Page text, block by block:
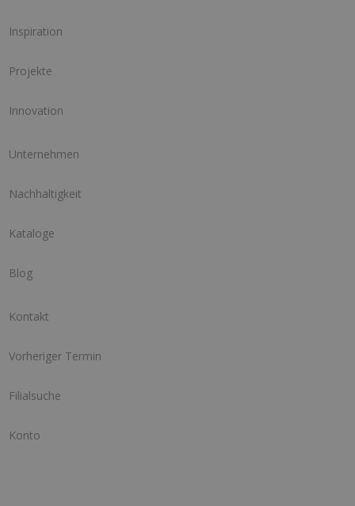
Inspiration
Projekte
Innovation
Unternehmen
Nachhaltigkeit
Kataloge
Blog
Kontakt
Vorheriger Termin
Filialsuche
Konto